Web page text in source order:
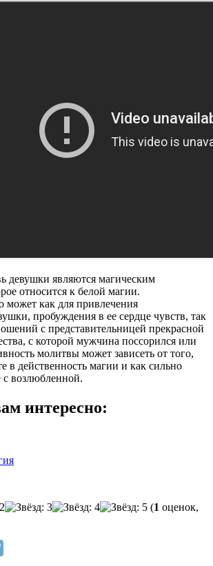
девушки являются магическим
относится к белой магии.
может как для привлечения
пробуждения в ее сердце чувств, так
с представительницей прекрасной
с которой мужчина поссорился или
молитвы может зависеть от того,
в действенность магии и как сильно
с возлюбленной.
интересно:
(1 оценок,